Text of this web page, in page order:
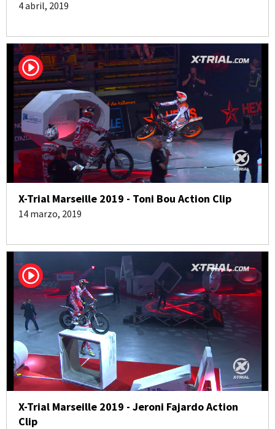
4 abril, 2019
X-Trial Marseille 2019 - Toni Bou Action Clip
14 marzo, 2019
X-Trial Marseille 2019 - Jeroni Fajardo Action
Clip